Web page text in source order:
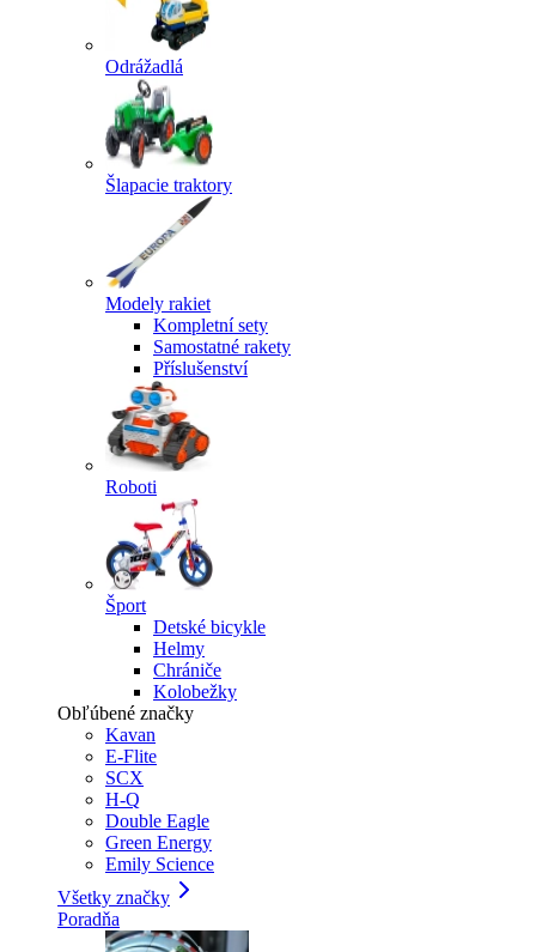
Odrážadlá
Šlapacie traktory
Modely rakiet
Kompletní sety
Samostatné rakety
Příslušenství
Roboti
Šport
Detské bicykle
Helmy
Chrániče
Kolobežky
Obľúbené značky
Kavan
E-Flite
SCX
H-Q
Double Eagle
Green Energy
Emily Science
Všetky značky
Poradňa